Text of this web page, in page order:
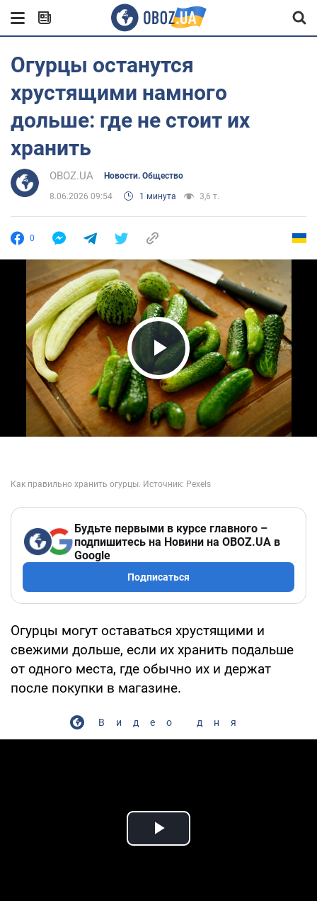
Огурцы останутся
хрустящими намного
дольше: где не стоит их
хранить
OBOZ.UA Новости. Общество
8.06.2026 09:54 1 минута 3,6 т.
0
Play Video
Будьте первыми в курсе главного –
подпишитесь на Новини на OBOZ.UA в
Google
Подписаться
Огурцы могут оставаться хрустящими и
свежими дольше, если их хранить подальше
от одного места, где обычно их и держат
после покупки в магазине.
Видео дня
Play Video